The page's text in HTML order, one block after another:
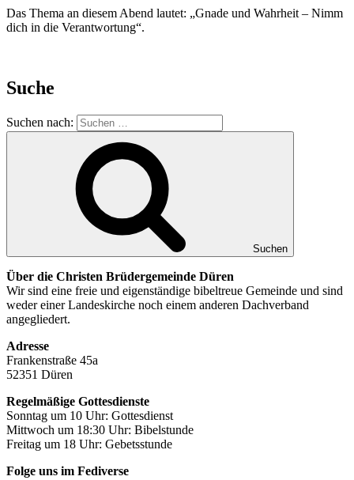
Das Thema an diesem Abend lautet: „Gnade und Wahrheit – Nimm
dich in die Verantwortung“.
Suche
Suchen nach:
Suchen
Über die Christen Brüdergemeinde Düren
Wir sind eine freie und eigenständige bibeltreue Gemeinde und sind
weder einer Landeskirche noch einem anderen Dachverband
angegliedert.
Adresse
Frankenstraße 45a
52351 Düren
Regelmäßige Gottesdienste
Sonntag um 10 Uhr: Gottesdienst
Mittwoch um 18:30 Uhr: Bibelstunde
Freitag um 18 Uhr: Gebetsstunde
Folge uns im Fediverse